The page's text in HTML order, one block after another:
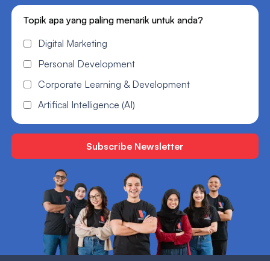
Topik apa yang paling menarik untuk anda?
Digital Marketing
Personal Development
Corporate Learning & Development
Artifical Intelligence (AI)